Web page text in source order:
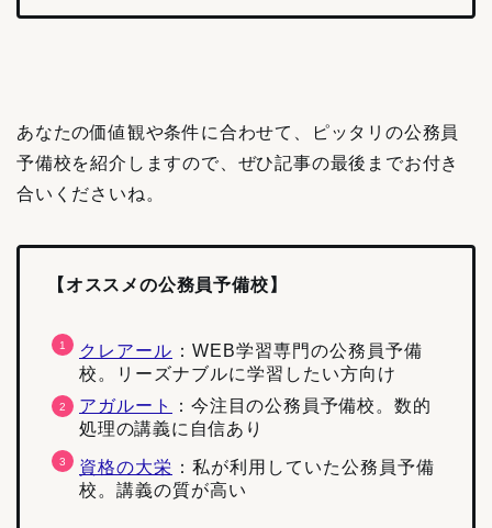
あなたの価値観や条件に合わせて、ピッタリの公務員
予備校を紹介しますので、ぜひ記事の最後までお付き
合いくださいね。
【オススメの公務員予備校】
クレアール ：WEB学習専門の公務員予備
校。リーズナブルに学習したい方向け
アガルート
： 今注目の公務員予備校。数的
処理の講義に自信あり
資格の大栄 ：私が利用していた公務員予備
校。講義の質が高い